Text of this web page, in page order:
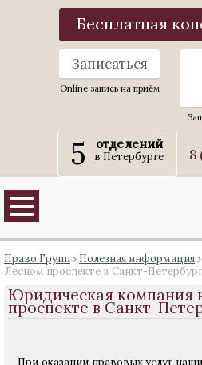
Бесплатная
Записаться
Online запись на приём
5 отделений
в Петербурге 8
Право Групп Полезная информация
Лесном проспекте в Санкт-
Юридическая компания
проспекте в Санкт-
При оказании правовых услуг